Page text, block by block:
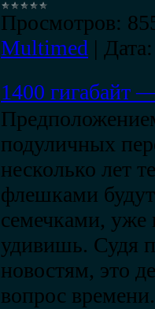
Просмотров:
Multimed | Дата:
1400 гигабайт
подуличных
несколько лет
флешками будут
семечками, уже
удивишь. Судя
новостям, это
вопрос времени.